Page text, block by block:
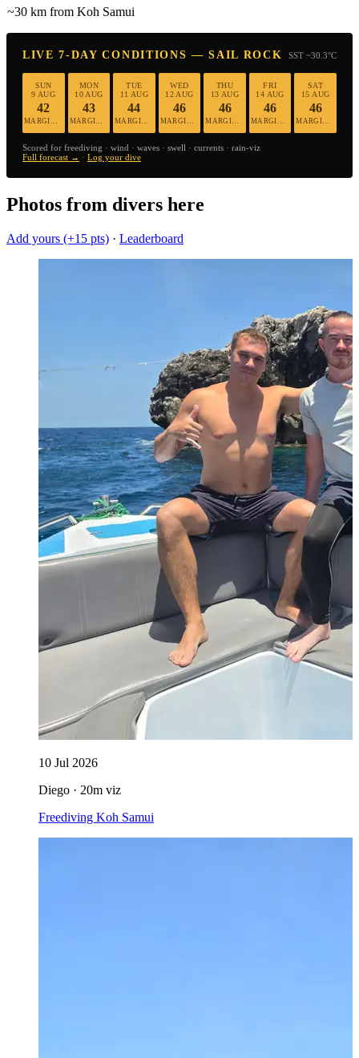
~30 km from Koh Samui
LIVE 7-DAY CONDITIONS — SAIL ROCK SST ~30.3°C
SUN
9 AUG
42
MON
10 AUG
43
TUE
11 AUG
44
MARGINAL
WED
12 AUG
46
THU
13 AUG
46
FRI
14 AUG
46
SAT
15 AUG
46
Scored for freediving · wind · waves · swell · currents · rain-viz
Full forecast → · Log your dive
Photos from divers here
Add yours (+15 pts) · Leaderboard
10 Jul 2026
Diego · 20m viz
Freediving Koh Samui